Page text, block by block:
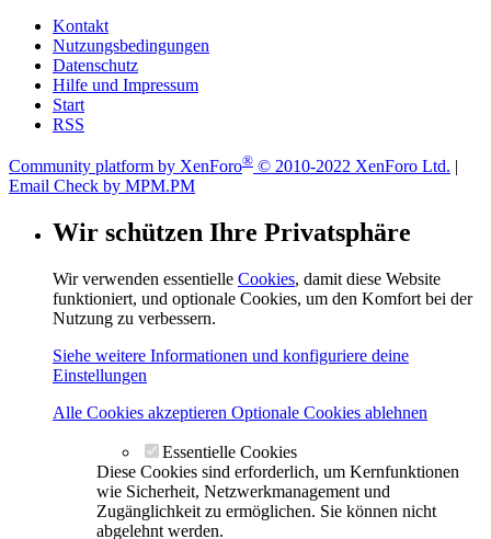
Kontakt
Nutzungsbedingungen
Datenschutz
Hilfe und Impressum
Start
RSS
Community platform by XenForo® © 2010-2022 XenForo Ltd.
Email Check by MPM.PM
Wir schützen Ihre Privatsphäre
Wir verwenden essentielle Cookies, damit diese Website
funktioniert, und optionale Cookies, um den Komfort bei der
Nutzung zu verbessern.
Siehe weitere Informationen und konfiguriere deine
Einstellungen
Alle Cookies akzeptieren Optionale Cookies ablehnen
Essentielle Cookies
Diese Cookies sind erforderlich, um Kernfunktionen
wie Sicherheit, Netzwerkmanagement und
Zugänglichkeit zu ermöglichen. Sie können nicht
abgelehnt werden.